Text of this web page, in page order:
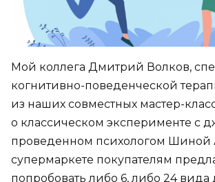
Мой коллега Дмитрий Волков,
когнитивно-поведенческой
из наших совместных мастер-
о классическом эксперименте с
проведенном психологом Шиной
супермаркете покупателям
попробовать либо 6, либо 24 вида